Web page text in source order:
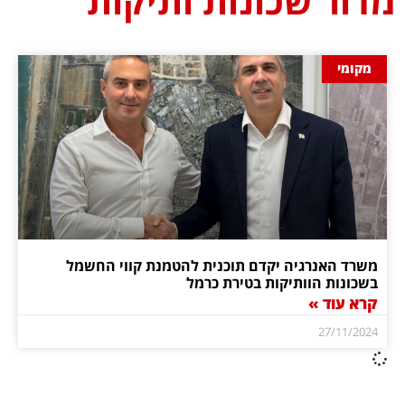
מקומי
משרד האנרגיה יקדם תוכנית להטמנת קווי החשמל
בשכונות הוותיקות בטירת כרמל
קרא עוד »
27/11/2024